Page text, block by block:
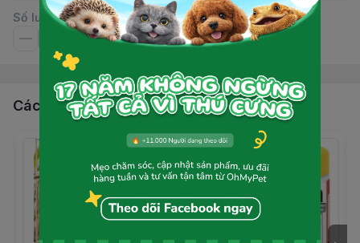
Số lượng
Các sản phẩm, dịch vụ khác